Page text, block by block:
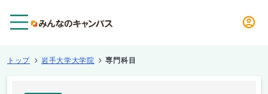
トップ 岩手大学大学院 専門科目